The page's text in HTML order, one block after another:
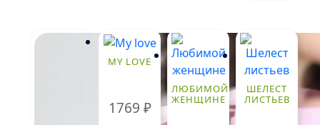
MY LOVE
1769 ₽
ЛЮБИМОЙ
ЖЕНЩИНЕ
ШЕЛЕСТ
ЛИСТЬЕВ